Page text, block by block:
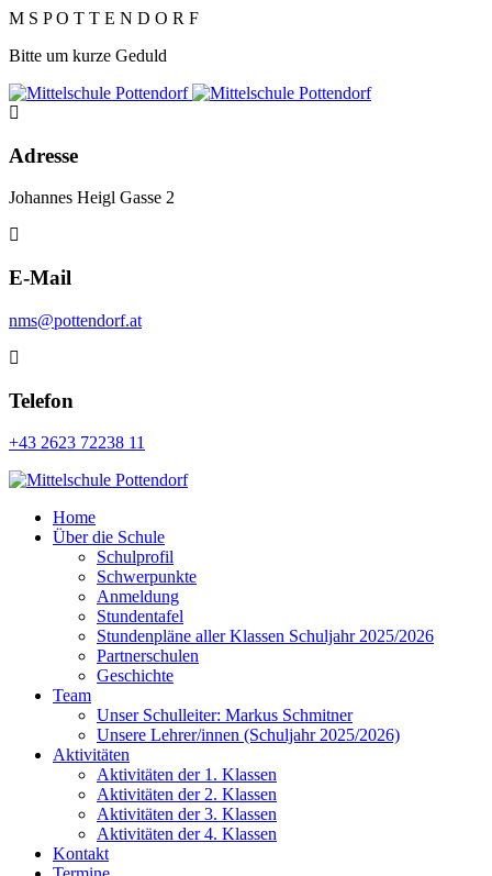
M S PO T T E N D O R F
Bitte um kurze Geduld
Adresse
Johannes Heigl Gasse 2
E-Mail
nms@pottendorf.at
Telefon
+43 2623 72238 11
Home
Über die Schule
Schulprofil
Schwerpunkte
Anmeldung
Stundentafel
Stundenpläne aller Klassen Schuljahr 2025/2026
Partnerschulen
Geschichte
Team
Unser Schulleiter: Markus Schmitner
Unsere Lehrer/innen (Schuljahr 2025/2026)
Aktivitäten
Aktivitäten der 1. Klassen
Aktivitäten der 2. Klassen
Aktivitäten der 3. Klassen
Aktivitäten der 4. Klassen
Kontakt